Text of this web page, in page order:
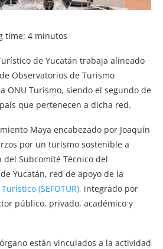
time: 4 minutos
de Yucatán trabaja alineado
Observatorios de Turismo
ONU Turismo, siendo el segundo de
que pertenecen a dicha red.
Maya encabezado por Joaquín
por un turismo sostenible a
Subcomité Técnico del
Yucatán, red de apoyo de la
(SEFOTUR), integrado por
público, privado, académico y
están vinculados a la actividad